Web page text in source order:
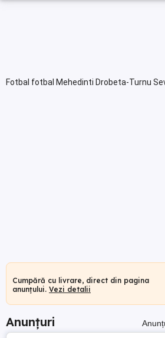
Fotbal fotbal Mehedinti Drobeta-Turnu
Cumpără cu livrare, direct din pagina
anunțului. Vezi detalii
Anunțuri